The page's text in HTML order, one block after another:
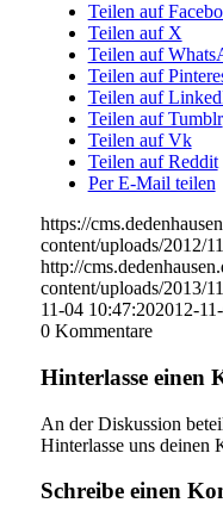
Teilen auf
Teilen auf X
Teilen auf
Teilen auf
Teilen auf
Teilen auf Tumblr
Teilen auf Vk
Teilen auf Reddit
Per E-Mail teilen
https://
content/uploads/2012/
http://
content/uploads/2013/
11-04 10:47:202012-
0 Kommentare
Hinterlasse einen
An der Diskussion
Hinterlasse uns deinen
Schreibe einen